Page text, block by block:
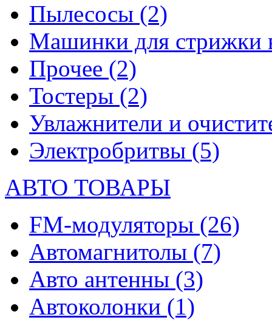
Пылесосы (2)
Машинки для стрижки
Прочее (2)
Тостеры (2)
Увлажнители и
Электробритвы (5)
АВТО ТОВАРЫ
FM-модуляторы (26)
Автомагнитолы (7)
Авто антенны (3)
Автоколонки (1)